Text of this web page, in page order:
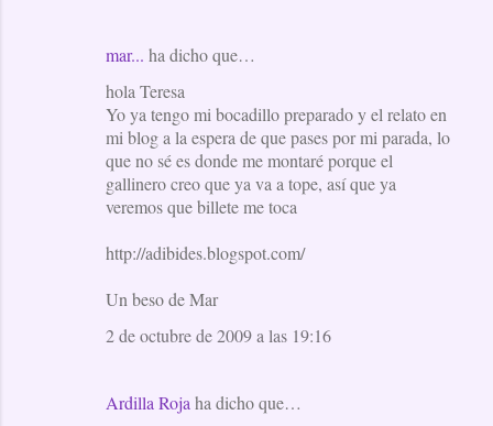
mar... ha dicho que…
hola Teresa
Yo ya tengo mi bocadillo preparado y el relato en
mi blog a la espera de que pases por mi parada, lo
que no sé es donde me montaré porque el
gallinero creo que ya va a tope, así que ya
veremos que billete me toca
http://adibides.blogspot.com/
Un beso de Mar
2 de octubre de 2009 a las 19:16
Ardilla Roja ha dicho que…